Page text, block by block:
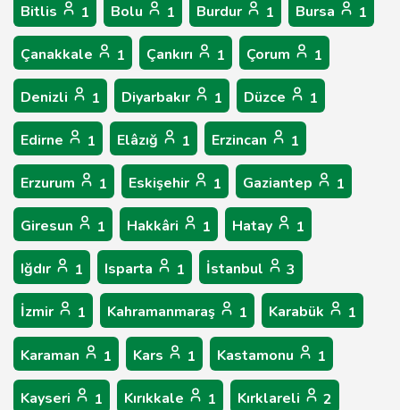
Bitlis 1 Bolu 1 Burdur 1 Bursa 1
Çanakkale 1 Çankırı 1 Çorum 1
Denizli 1 Diyarbakır 1 Düzce 1
Edirne 1 Elâzığ 1 Erzincan 1
Erzurum 1 Eskişehir 1 Gaziantep 1
Giresun 1 Hakkâri 1 Hatay 1
Iğdır 1 Isparta 1 İstanbul 3
İzmir 1 Kahramanmaraş 1 Karabük 1
Karaman 1 Kars 1 Kastamonu 1
Kayseri 1 Kırıkkale 1 Kırklareli 2